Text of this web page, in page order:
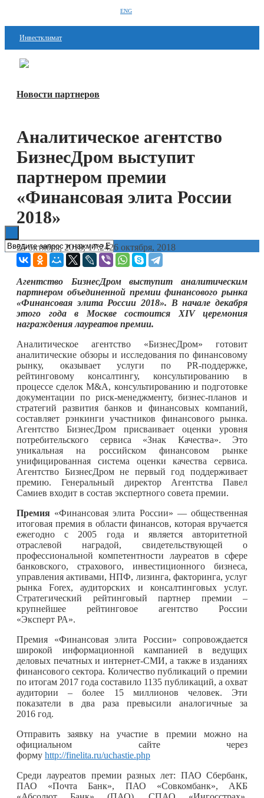
ENG
Инвестклимат
Финансы
Стартапы
Технологии
ESG
Книги
Новости партнеров
Аналитическое агентство
БизнесДром выступит
партнером премии
«Финансовая элита России
2018»
25 октября, 2018, 17:2426 октября, 2018
Агентство БизнесДром выступит аналитическим
партнером объединенной премии финансового рынка
«Финансовая элита России 2018». В начале декабря
этого года в Москве состоится XIV церемония
награждения лауреатов премии.
Аналитическое агентство «БизнесДром» готовит
аналитические обзоры и исследования по финансовому
рынку, оказывает услуги по PR-поддержке,
рейтинговому консалтингу, консультированию в
процессе сделок M&A, консультированию и подготовке
документации по риск-менеджменту, бизнес-планов и
стратегий развития банков и финансовых компаний,
составляет рэнкинги участников финансового рынка.
Агентство БизнесДром присваивает оценки уровня
потребительского сервиса «Знак Качества». Это
уникальная на российском финансовом рынке
унифицированная система оценки качества сервиса.
Агентство БизнесДром не первый год поддерживает
премию. Генеральный директор Агентства Павел
Самиев входит в состав экспертного совета премии.
Премия «Финансовая элита России» — общественная
итоговая премия в области финансов, которая вручается
ежегодно с 2005 года и является авторитетной
отраслевой наградой, свидетельствующей о
профессиональной компетентности лауреатов в сфере
банковского, страхового, инвестиционного бизнеса,
управления активами, НПФ, лизинга, факторинга, услуг
рынка Forex, аудиторских и консалтинговых услуг.
Стратегический рейтинговый партнер премии –
крупнейшее рейтинговое агентство России
«Эксперт РА».
Премия «Финансовая элита России» сопровождается
широкой информационной кампанией в ведущих
деловых печатных и интернет-СМИ, а также в изданиях
финансового сектора. Количество публикаций о премии
по итогам 2017 года составило 1135 публикаций, а охват
аудитории – более 15 миллионов человек. Эти
показатели в два раза превысили аналогичные за
2016 год.
Отправить заявку на участие в премии можно на
официальном сайте через
форму http://finelita.ru/uchastie.php
Среди лауреатов премии разных лет: ПАО Сбербанк,
ПАО «Почта Банк», ПАО «Совкомбанк», АКБ